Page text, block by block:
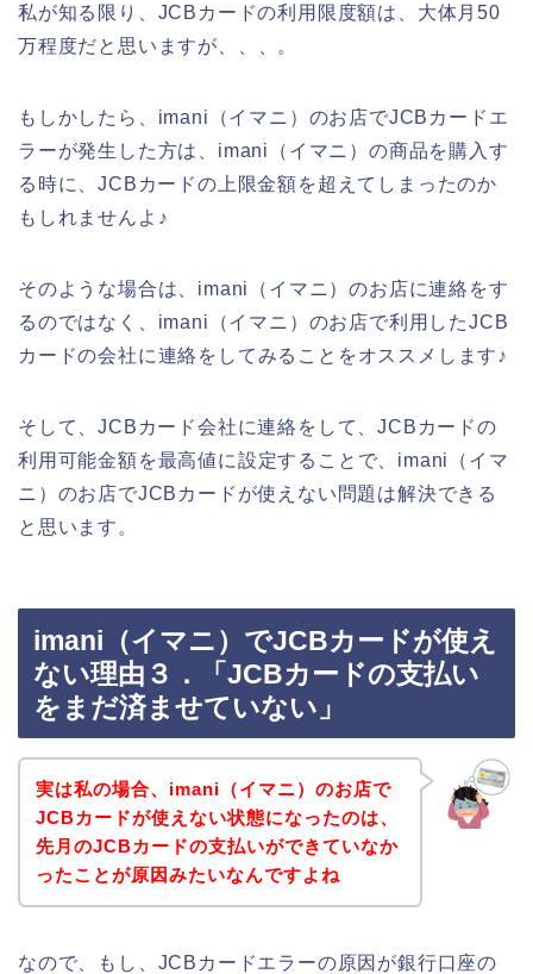
私が知る限り、JCBカードの利用限度額は、大体月50
万程度だと思いますが、、、。
もしかしたら、imani（イマニ）のお店でJCBカードエ
ラーが発生した方は、imani（イマニ）の商品を購入す
る時に、JCBカードの上限金額を超えてしまったのか
もしれませんよ♪
そのような場合は、imani（イマニ）のお店に連絡をす
るのではなく、imani（イマニ）のお店で利用したJCB
カードの会社に連絡をしてみることをオススメします♪
そして、JCBカード会社に連絡をして、JCBカードの
利用可能金額を最高値に設定することで、imani（イマ
ニ）のお店でJCBカードが使えない問題は解決できる
と思います。
imani（イマニ）でJCBカードが使え
ない理由３．「JCBカードの支払い
をまだ済ませていない」
実は私の場合、imani（イマニ）のお店で
JCBカードが使えない状態になったのは、
先月のJCBカードの支払いができていなか
ったことが原因みたいなんですよね
なので、もし、JCBカードエラーの原因が銀行口座の